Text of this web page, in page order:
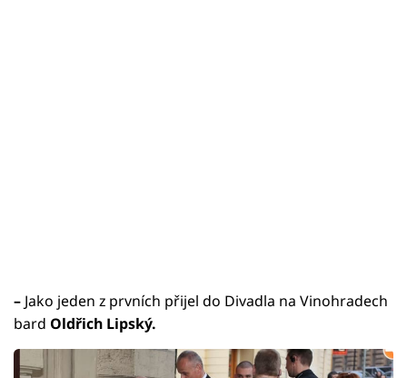
– Jako jeden z prvních přijel do Divadla na Vinohradech
bard Oldřich Lipský.